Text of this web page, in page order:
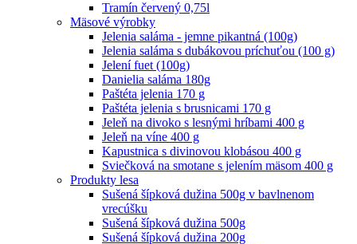
Tramín červený 0,75l
Mäsové výrobky
Jelenia saláma - jemne pikantná (100g)
Jelenia saláma s dubákovou príchuťou (100 g)
Jelení fuet (100g)
Danielia saláma 180g
Paštéta jelenia 170 g
Paštéta jelenia s brusnicami 170 g
Jeleň na divoko s lesnými hríbami 400 g
Jeleň na víne 400 g
Kapustnica s divinovou klobásou 400 g
Sviečková na smotane s jelením mäsom 400 g
Produkty lesa
Sušená šípková dužina 500g v bavlnenom
vrecúšku
Sušená šípková dužina 500g
Sušená šípková dužina 200g